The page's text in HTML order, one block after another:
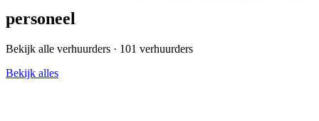
personeel
Bekijk alle verhuurders · 101 verhuurders
Bekijk alles